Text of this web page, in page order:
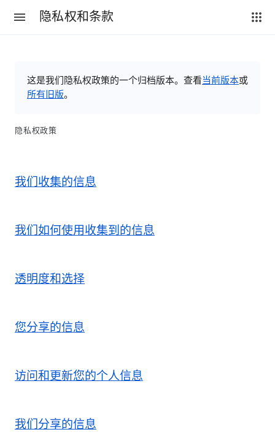
隐私权和条款
这是我们隐私权政策的一个归档版本。查看当前版本或
所有旧版。
隐私权政策
我们收集的信息
我们如何使用收集到的信息
透明度和选择
您分享的信息
访问和更新您的个人信息
我们分享的信息